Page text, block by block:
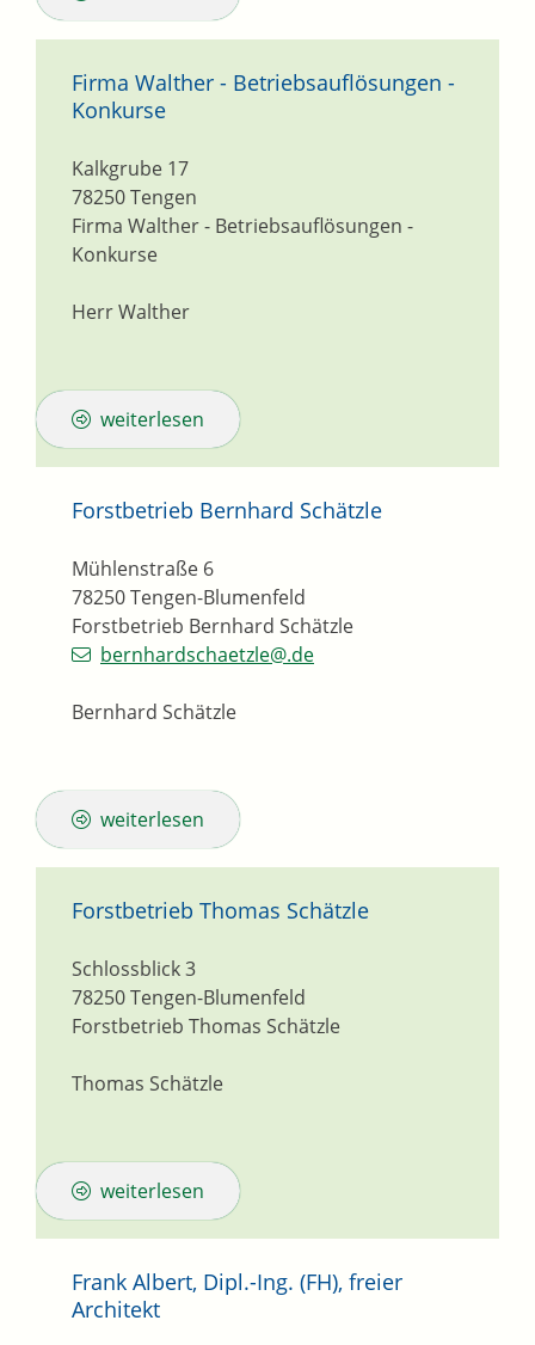
Firma Walther - Betriebsauflösungen -
Konkurse
Firma Walther - Betriebsauflösungen -
Konkurse
Kalkgrube 17
78250Tengen
Herr Walther
weiterlesen
Forstbetrieb Bernhard Schätzle
Forstbetrieb Bernhard Schätzle
Mühlenstraße 6
78250Tengen-Blumenfeld
bernhardschaetzle@.de
Bernhard Schätzle
weiterlesen
Forstbetrieb Thomas Schätzle
Forstbetrieb Thomas Schätzle
Schlossblick 3
78250Tengen-Blumenfeld
Thomas Schätzle
weiterlesen
Frank Albert, Dipl.-Ing. (FH), freier
Architekt